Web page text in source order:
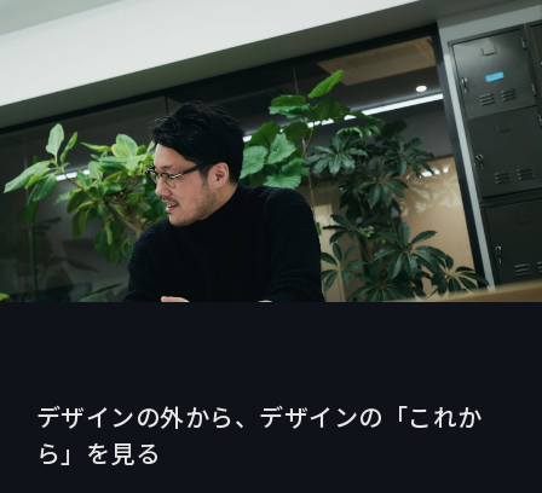
デザインの外から、デザインの「これか
ら」を見る